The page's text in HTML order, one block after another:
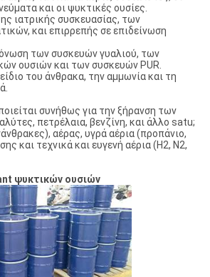
και οι ψυκτικές ουσίες.
ιατρικής συσκευασίας, των
και επιρρεπής σε επιδείνωση
των συσκευών γυαλιού, των
ουσιών και των συσκευών PUR.
του άνθρακα, την αμμωνία και τη
συνήθως για την ξήρανση των
πετρέλαια, βενζίνη, και άλλο satu;
αέρας, υγρά αέρια (προπάνιο,
και τεχνικά και ευγενή αέρια (H2, Ν2,
ψυκτικών ουσιών